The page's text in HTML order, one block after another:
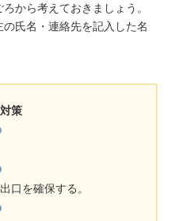
から考えておきましょう。
氏名・連絡先を記入した名
策
口を確保する。